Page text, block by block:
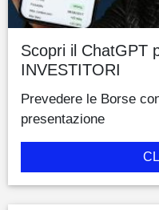
Scopri il ChatGPT
INVESTITORI
Prevedere le Borse
presentazione